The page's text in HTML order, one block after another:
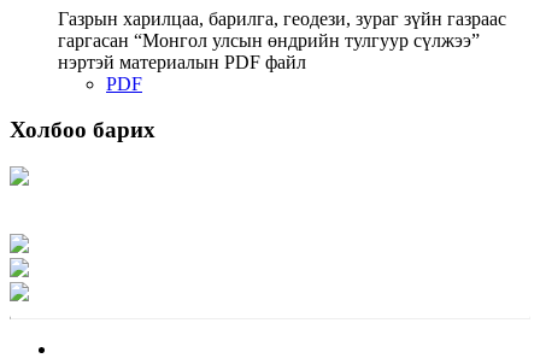
Газрын харилцаа, барилга, геодези, зураг зүйн газраас
гаргасан “Монгол улсын өндрийн тулгуур сүлжээ”
нэртэй материалын PDF файл
PDF
Холбоо барих